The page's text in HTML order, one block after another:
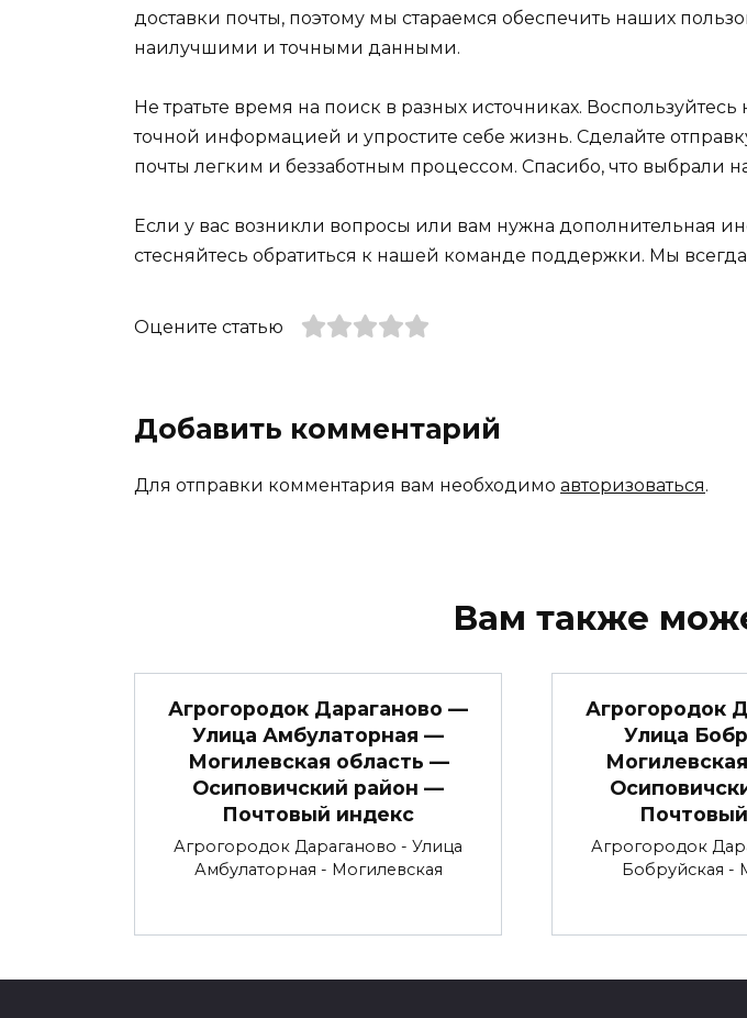
доставки почты, поэтому мы стараемся обеспечить наших
наилучшими и точными данными.
Не тратьте время на поиск в разных источниках.
точной информацией и упростите себе жизнь. Сделайте
почты легким и беззаботным процессом. Спасибо, что выбрали
Если у вас возникли вопросы или вам нужна дополнительная
стесняйтесь обратиться к нашей команде поддержки. Мы
Оцените статью
Добавить комментарий
Для отправки комментария вам необходимо авторизоваться.
Вам также
Агрогородок Дараганово —
Улица Амбулаторная —
Могилевская область —
Осиповичский район —
Почтовый индекс
Агрогородок Дараганово - Улица
Амбулаторная - Могилевская
Агрогородок
Улица
Агрогородок
Бобруйская -